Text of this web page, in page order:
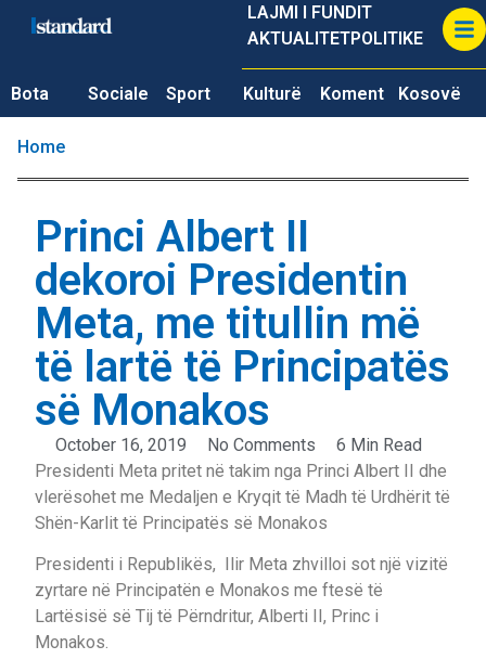
LAJMI I FUNDIT
AKTUALITETPOLITIKE
Bota Sociale Sport Kulturë Koment Kosovë
Home
Princi Albert II
dekoroi Presidentin
Meta, me titullin më
të lartë të Principatës
së Monakos
October 16, 2019 No Comments
6 Min Read
Presidenti Meta pritet në takim nga Princi Albert II dhe
vlerësohet me Medaljen e Kryqit të Madh të Urdhërit të
Shën-Karlit të Principatës së Monakos
Presidenti i Republikës, Ilir Meta zhvilloi sot një vizitë
zyrtare në Principatën e Monakos me ftesë të
Lartësisë së Tij të Përndritur, Alberti II, Princ i
Monakos.